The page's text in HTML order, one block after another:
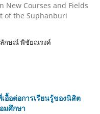
New Courses and Fields
of the Suphanburi
ลักษณ์ พิชัยณรงค์
อื้อต่อการเรียนรู้ของนิสิต
มศึกษา